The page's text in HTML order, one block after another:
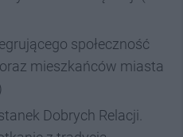
społeczność
mieszkańców miasta
Dobrych Relacji.